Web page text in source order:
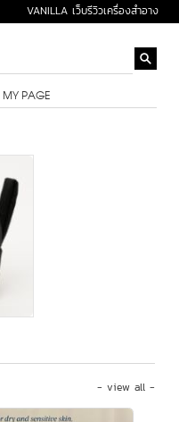
VANILLA เว็บรีวิวเครื่องสำอาง
MY PAGE
- view all -